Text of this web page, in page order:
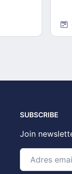
SUBSCRIBE
Join